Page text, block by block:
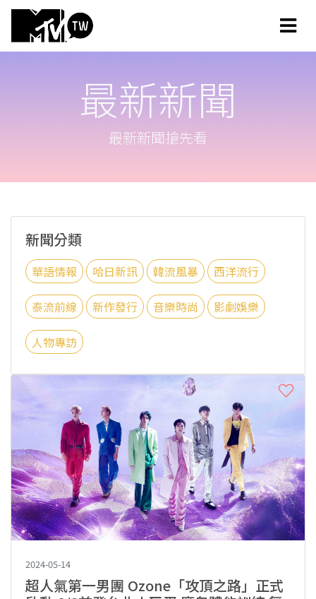
最新新聞
最新新聞搶先看
新聞分類
華語情報 哈日新訊 韓流風暴 西洋流行
泰流前線 新作發行 音樂時尚 影劇娛樂
人物專訪
2024-05-14
超人氣第一男團 Ozone「攻頂之路」正式